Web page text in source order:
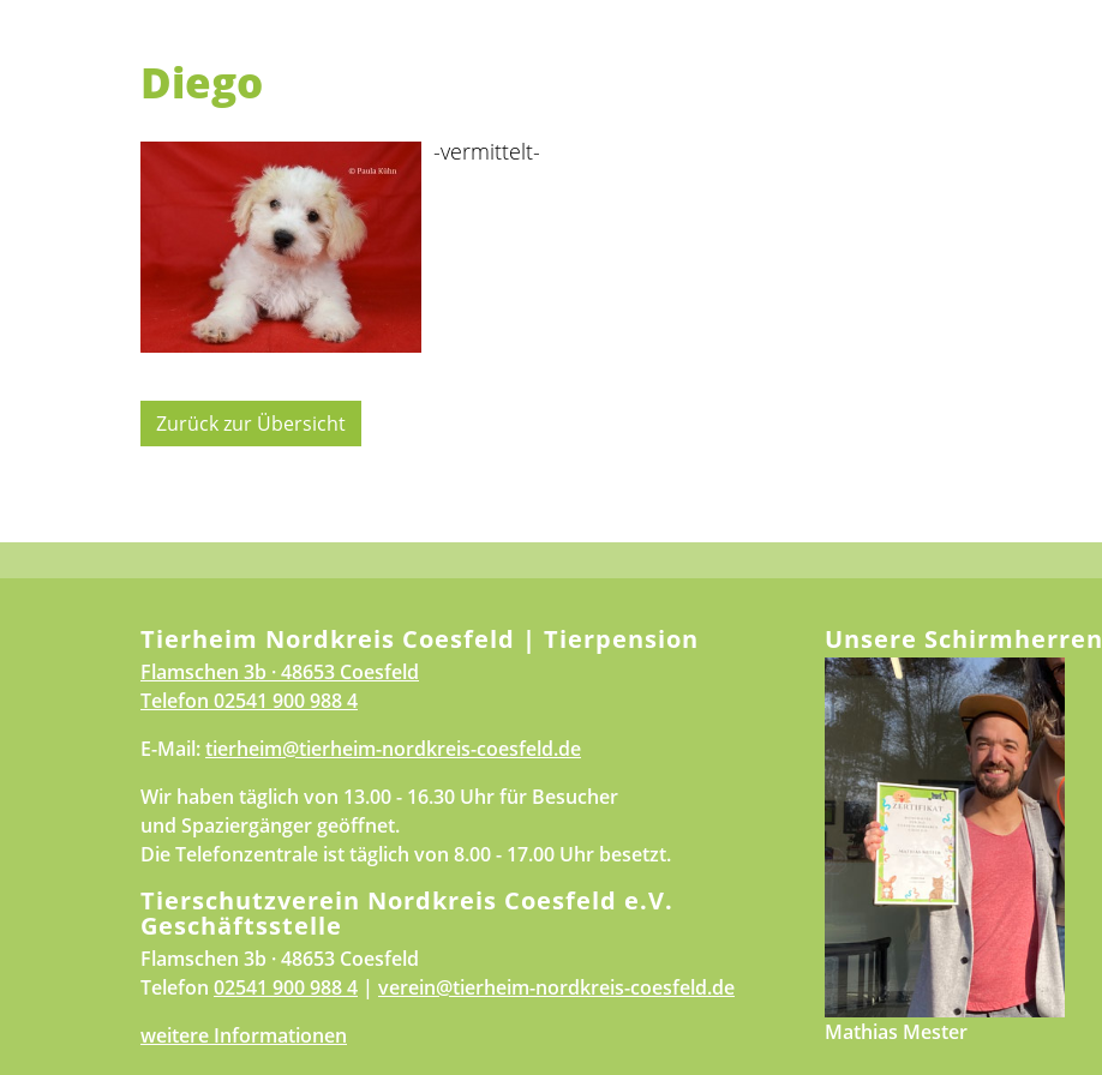
Diego
-vermittelt-
Zurück zur Übersicht
Tierheim Nordkreis Coesfeld | Tierpension
Flamschen 3b · 48653 Coesfeld
Telefon 02541 900 988 4
E-Mail:tierheim@tierheim-nordkreis-coesfeld.de
Wir haben täglich von 13.00 - 16.30 Uhr für Besucher
und Spaziergänger geöffnet.
Die Telefonzentrale ist täglich von 8.00 - 17.00 Uhr besetzt.
Tierschutzverein Nordkreis Coesfeld e.V.
Geschäftsstelle
Flamschen 3b · 48653 Coesfeld
Telefon 02541 900 988 4 | verein@tierheim-nordkreis-coesfeld.de
weitere Informationen
Unsere Schirmherren
Mathias Mester